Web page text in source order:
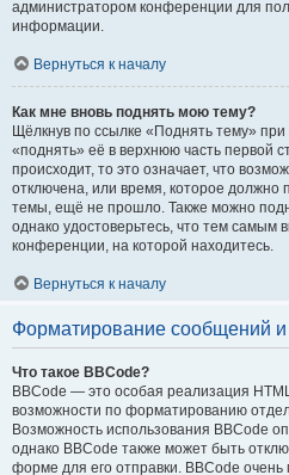
администратором конференции для
информации.
Вернуться к началу
Как мне вновь поднять мою тему?
Щёлкнув по ссылке «Поднять тему»
«поднять» её в верхнюю часть первой
происходит, то это означает, что
отключена, или время, которое должно
темы, ещё не прошло. Также можно
однако удостоверьтесь, что тем самым
конференции, на которой находитесь.
Вернуться к началу
Форматирование сообщений
Что такое BBCode?
BBCode — это особая реализация
возможности по форматированию
Возможность использования BBCode
однако BBCode также может быть
форме для его отправки. BBCode очень